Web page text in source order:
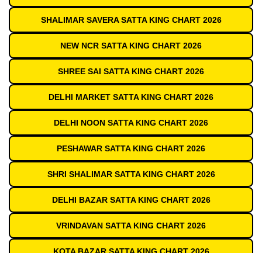
SHALIMAR SAVERA SATTA KING CHART 2026
NEW NCR SATTA KING CHART 2026
SHREE SAI SATTA KING CHART 2026
DELHI MARKET SATTA KING CHART 2026
DELHI NOON SATTA KING CHART 2026
PESHAWAR SATTA KING CHART 2026
SHRI SHALIMAR SATTA KING CHART 2026
DELHI BAZAR SATTA KING CHART 2026
VRINDAVAN SATTA KING CHART 2026